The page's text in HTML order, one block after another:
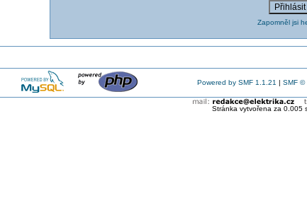
Zapomněl jsi
Powered by SMF 1.1.21 | SMF ©
Stránka vytvořena za 0.005